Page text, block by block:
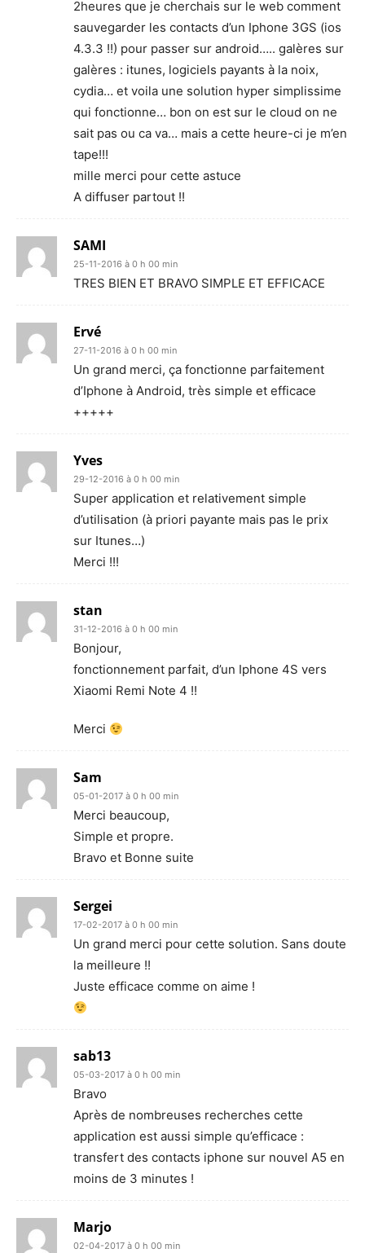
2heures que je cherchais sur le web comment
sauvegarder les contacts d’un Iphone 3GS (ios
4.3.3 !!) pour passer sur android….. galères sur
galères : itunes, logiciels payants à la noix,
cydia… et voila une solution hyper simplissime
qui fonctionne… bon on est sur le cloud on ne
sait pas ou ca va… mais a cette heure-ci je m’en
tape!!!
mille merci pour cette astuce
A diffuser partout !!
SAMI
25-11-2016 à 0 h 00 min
TRES BIEN ET BRAVO SIMPLE ET EFFICACE
Ervé
27-11-2016 à 0 h 00 min
Un grand merci, ça fonctionne parfaitement
d’Iphone à Android, très simple et efficace
+++++
Yves
29-12-2016 à 0 h 00 min
Super application et relativement simple
d’utilisation (à priori payante mais pas le prix
sur Itunes…)
Merci !!!
stan
31-12-2016 à 0 h 00 min
Bonjour,
fonctionnement parfait, d’un Iphone 4S vers
Xiaomi Remi Note 4 !!
Merci
Sam
05-01-2017 à 0 h 00 min
Merci beaucoup,
Simple et propre.
Bravo et Bonne suite
Sergei
17-02-2017 à 0 h 00 min
Un grand merci pour cette solution. Sans doute
la meilleure !!
Juste efficace comme on aime !
sab13
05-03-2017 à 0 h 00 min
Bravo
Après de nombreuses recherches cette
application est aussi simple qu’efficace :
transfert des contacts iphone sur nouvel A5 en
moins de 3 minutes !
Marjo
02-04-2017 à 0 h 00 min